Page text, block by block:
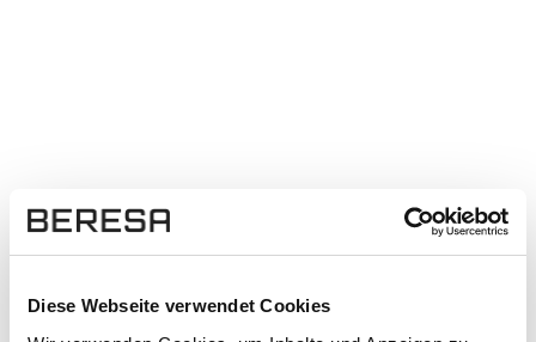
Diese Webseite verwendet Cookies
Standorte